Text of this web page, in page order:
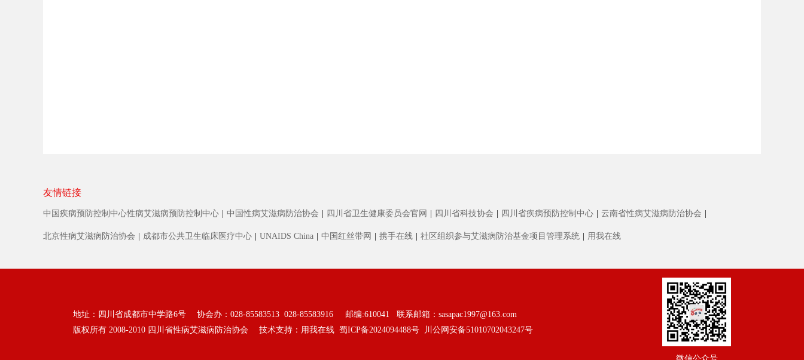
友情链接
中国疾病预防控制中心性病艾滋病预防控制中心 中国性病艾滋病防治协会 四川省卫生健康委员会官网 四川省科技协会 四川省疾病预防控制中心 云南省性病艾滋病防治协会
北京性病艾滋病防治协会 成都市公共卫生临床医疗中心 UNAIDS China 中国红丝带网 携手在线 社区组织参与艾滋病防治基金项目管理系统 用我在线
地址：四川省成都市中学路6号 协会办：028-85583513 028-85583916 邮编:610041 联系邮箱： sasapac1997@163.com
版权所有 2008-2010 四川省性病艾滋病防治协会 技术支持： 用我在线 蜀ICP备2024094488号 川公网安备51010702043247号